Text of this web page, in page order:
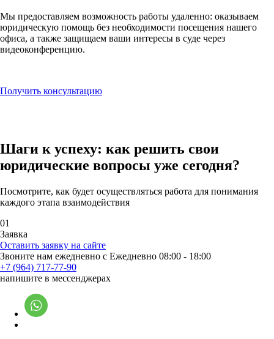
Мы предоставляем возможность работы удаленно: оказываем
юридическую помощь без необходимости посещения нашего
офиса, а также защищаем ваши интересы в суде через
видеоконференцию.
Получить консультацию
Шаги к успеху: как решить свои
юридические вопросы уже сегодня?
Посмотрите, как будет осуществляться работа для понимания
каждого этапа взаимодействия
01
Заявка
Оставить заявку на сайте
Звоните нам ежедневно с Ежедневно 08:00 - 18:00
+7 (964) 717-77-90
напишите в мессенджерах